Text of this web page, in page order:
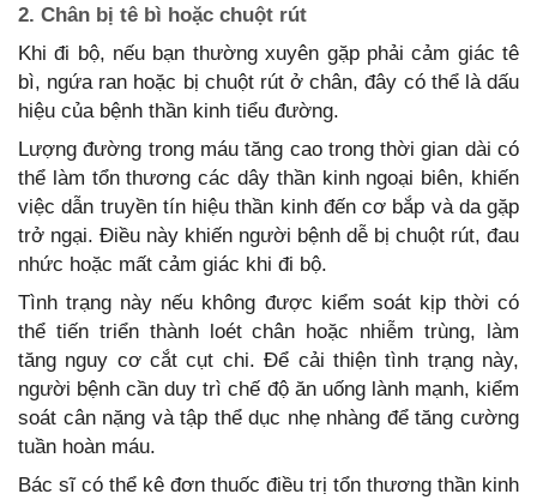
2. Chân bị tê bì hoặc chuột rút
Khi đi bộ, nếu bạn thường xuyên gặp phải cảm giác tê
bì, ngứa ran hoặc bị chuột rút ở chân, đây có thể là dấu
hiệu của bệnh thần kinh tiểu đường.
Lượng đường trong máu tăng cao trong thời gian dài có
thể làm tổn thương các dây thần kinh ngoại biên, khiến
việc dẫn truyền tín hiệu thần kinh đến cơ bắp và da gặp
trở ngại. Điều này khiến người bệnh dễ bị chuột rút, đau
nhức hoặc mất cảm giác khi đi bộ.
Tình trạng này nếu không được kiểm soát kịp thời có
thể tiến triển thành loét chân hoặc nhiễm trùng, làm
tăng nguy cơ cắt cụt chi. Để cải thiện tình trạng này,
người bệnh cần duy trì chế độ ăn uống lành mạnh, kiểm
soát cân nặng và tập thể dục nhẹ nhàng để tăng cường
tuần hoàn máu.
Bác sĩ có thể kê đơn thuốc điều trị tổn thương thần kinh